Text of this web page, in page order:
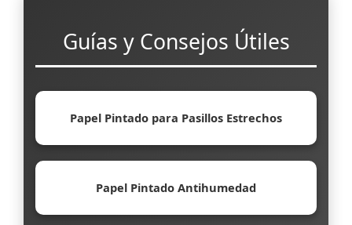
Guías y Consejos Útiles
Papel Pintado para Pasillos Estrechos
Papel Pintado Antihumedad